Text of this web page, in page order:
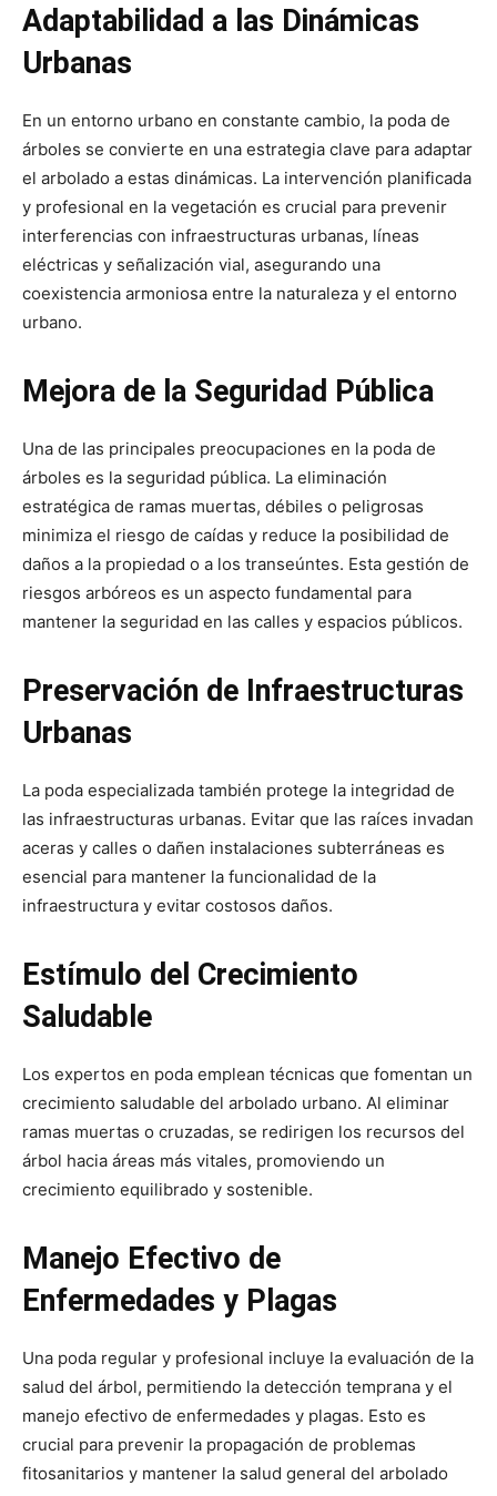
Adaptabilidad a las Dinámicas
Urbanas
En un entorno urbano en constante cambio, la poda de
árboles se convierte en una estrategia clave para adaptar
el arbolado a estas dinámicas. La intervención planificada
y profesional en la vegetación es crucial para prevenir
interferencias con infraestructuras urbanas, líneas
eléctricas y señalización vial, asegurando una
coexistencia armoniosa entre la naturaleza y el entorno
urbano.
Mejora de la Seguridad Pública
Una de las principales preocupaciones en la poda de
árboles es la seguridad pública. La eliminación
estratégica de ramas muertas, débiles o peligrosas
minimiza el riesgo de caídas y reduce la posibilidad de
daños a la propiedad o a los transeúntes. Esta gestión de
riesgos arbóreos es un aspecto fundamental para
mantener la seguridad en las calles y espacios públicos.
Preservación de Infraestructuras
Urbanas
La poda especializada también protege la integridad de
las infraestructuras urbanas. Evitar que las raíces invadan
aceras y calles o dañen instalaciones subterráneas es
esencial para mantener la funcionalidad de la
infraestructura y evitar costosos daños.
Estímulo del Crecimiento
Saludable
Los expertos en poda emplean técnicas que fomentan un
crecimiento saludable del arbolado urbano. Al eliminar
ramas muertas o cruzadas, se redirigen los recursos del
árbol hacia áreas más vitales, promoviendo un
crecimiento equilibrado y sostenible.
Manejo Efectivo de
Enfermedades y Plagas
Una poda regular y profesional incluye la evaluación de la
salud del árbol, permitiendo la detección temprana y el
manejo efectivo de enfermedades y plagas. Esto es
crucial para prevenir la propagación de problemas
fitosanitarios y mantener la salud general del arbolado